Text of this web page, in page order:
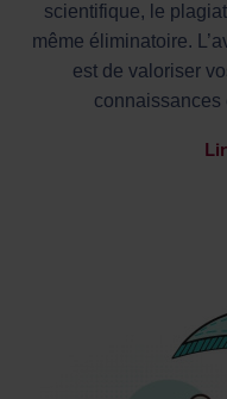
scientifique, le
même éliminatoire.
est de valoriser
connaissances